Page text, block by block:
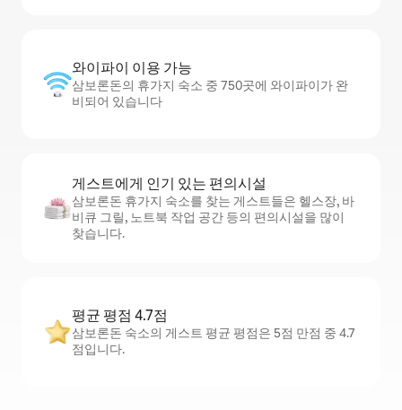
와이파이 이용 가능
삼보론돈의 휴가지 숙소 중 750곳에 와이파이가 완
비되어 있습니다
게스트에게 인기 있는 편의시설
삼보론돈 휴가지 숙소를 찾는 게스트들은 헬스장, 바
비큐 그릴, 노트북 작업 공간 등의 편의시설을 많이
찾습니다.
평균 평점 4.7점
삼보론돈 숙소의 게스트 평균 평점은 5점 만점 중 4.7
점입니다.